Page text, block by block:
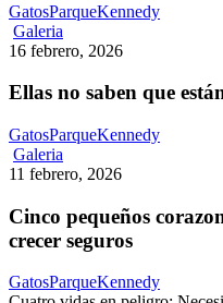
estaban
destinados
a
de
GatosParqueKennedy
Galeria
no
que
a
punto
de
perderlo
16 febrero, 2026
Ellas no saben que
GatosParqueKennedy
Galeria
pequeños
buscan
un
hogar
crecer
11 febrero, 2026
Cinco pequeños
crecer seguros
GatosParqueKennedy